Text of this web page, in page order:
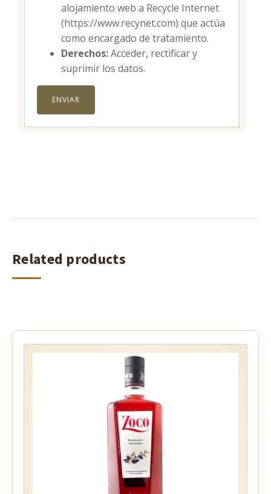
alojamiento web a Recycle Internet
(https://www.recynet.com) que actúa
como encargado de tratamiento.
Derechos:Acceder, rectificar y
suprimir los datos.
Related products